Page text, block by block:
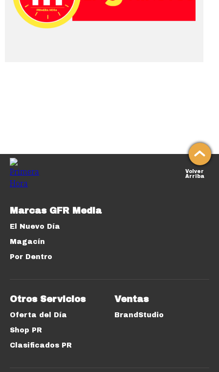
Volver
Arriba
Marcas GFR Media
El Nuevo Día
Magacín
Por Dentro
Otros Servicios
Oferta del Día
Shop PR
Clasificados PR
Ventas
BrandStudio